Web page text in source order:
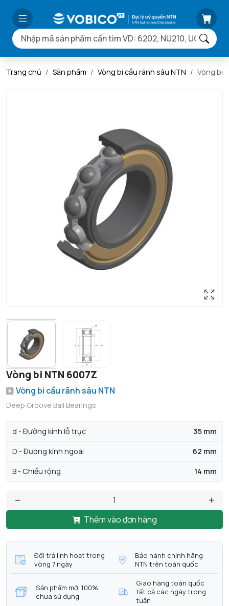
Trang chủ Sản phẩm Vòng bi cầu rãnh sâu NTN Vòng bi
Vòng bi NTN 6007Z
Vòng bi cầu rãnh sâu NTN
Deep Groove Ball Bearings
d - Đường kính lỗ trục 35 mm
D - Đường kính ngoài 62 mm
B - Chiều rộng 14 mm
Thêm vào đơn hàng
Đổi trả linh hoạt trong
vòng 7 ngày
Bảo hành chính hãng
NTN trên toàn quốc
Sản phẩm mới 100%
chưa sử dụng
Giao hàng toàn quốc
tất cả các ngày trong
tuần